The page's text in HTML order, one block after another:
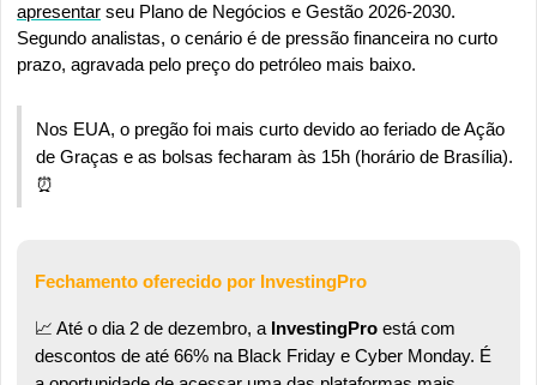
apresentar seu Plano de Negócios e Gestão 2026-2030.
Segundo analistas, o cenário é de pressão financeira no curto
prazo, agravada pelo preço do petróleo mais baixo.
Nos EUA, o pregão foi mais curto devido ao feriado de Ação
⏰
Fechamento oferecido por InvestingPro
📈 Até o dia 2 de dezembro, a InvestingPro está com
descontos de até 66% na Black Friday e Cyber Monday. É